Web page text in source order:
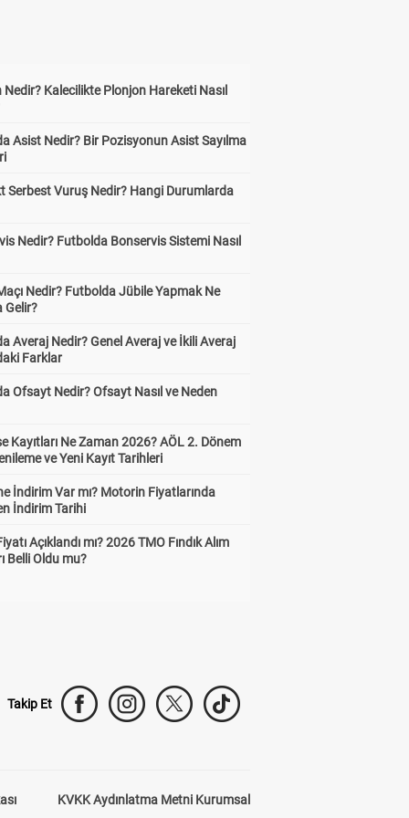
Nedir? Kalecilikte Plonjon Hareketi Nasıl
Asist Nedir? Bir Pozisyonun Asist Sayılma
Serbest Vuruş Nedir? Hangi Durumlarda
Nedir? Futbolda Bonservis Sistemi Nasıl
Nedir? Futbolda Jübile Yapmak Ne
Gelir?
Averaj Nedir? Genel Averaj ve İkili Averaj
Farklar
Ofsayt Nedir? Ofsayt Nasıl ve Neden
Kayıtları Ne Zaman 2026? AÖL 2. Dönem
ve Yeni Kayıt Tarihleri
İndirim Var mı? Motorin Fiyatlarında
İndirim Tarihi
Açıklandı mı? 2026 TMO Fındık Alım
Belli Oldu mu?
Takip Et
KVKK Aydınlatma Metni Kurumsal